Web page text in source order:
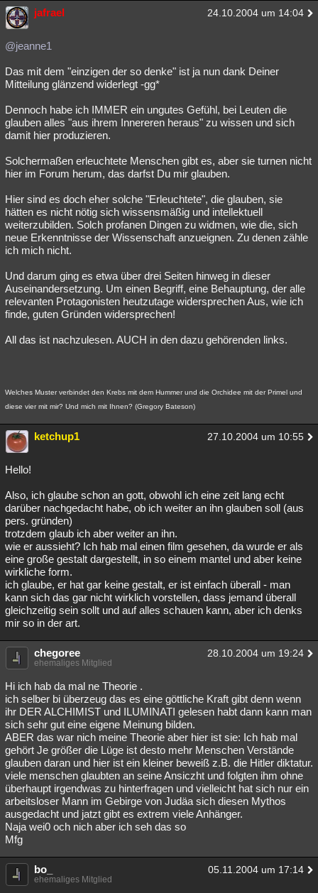
jafrael 24.10.2004 um 14:04
@jeanne1
Das mit dem "einzigen der so denke" ist ja nun dank Deiner
Mitteilung glänzend widerlegt -gg*
Dennoch habe ich IMMER ein ungutes Gefühl, bei Leuten die
glauben alles "aus ihrem Innereren heraus" zu wissen und sich
damit hier produzieren.
Solchermaßen erleuchtete Menschen gibt es, aber sie turnen nicht
hier im Forum herum, das darfst Du mir glauben.
Hier sind es doch eher solche "Erleuchtete", die glauben, sie
hätten es nicht nötig sich wissensmäßig und intellektuell
weiterzubilden. Solch profanen Dingen zu widmen, wie die, sich
neue Erkenntnisse der Wissenschaft anzueignen. Zu denen zähle
ich mich nicht.
Und darum ging es etwa über drei Seiten hinweg in dieser
Auseinandersetzung. Um einen Begriff, eine Behauptung, der alle
relevanten Protagonisten heutzutage widersprechen Aus, wie ich
finde, guten Gründen widersprechen!
All das ist nachzulesen. AUCH in den dazu gehörenden links.
Welches Muster verbindet den Krebs mit dem Hummer und die Orchidee mit der Primel und
diese vier mit mir? Und mich mit Ihnen? (Gregory Bateson)
ketchup1 27.10.2004 um 10:55
Hello!
Also, ich glaube schon an gott, obwohl ich eine zeit lang echt
darüber nachgedacht habe, ob ich weiter an ihn glauben soll (aus
pers. gründen)
trotzdem glaub ich aber weiter an ihn.
wie er aussieht? Ich hab mal einen film gesehen, da wurde er als
eine große gestalt dargestellt, in so einem mantel und aber keine
wirkliche form.
ich glaube, er hat gar keine gestalt, er ist einfach überall - man
kann sich das gar nicht wirklich vorstellen, dass jemand überall
gleichzeitig sein sollt und auf alles schauen kann, aber ich denks
mir so in der art.
chegoree 28.10.2004 um 19:24
ehemaliges Mitglied
Hi ich hab da mal ne Theorie .
ich selber bi überzeug das es eine göttliche Kraft gibt denn wenn
ihr DER ALCHIMIST und ILUMINATI gelesen habt dann kann man
sich sehr gut eine eigene Meinung bilden.
ABER das war nich meine Theorie aber hier ist sie: Ich hab mal
gehört Je größer die Lüge ist desto mehr Menschen Verstände
glauben daran und hier ist ein kleiner beweiß z.B. die Hitler diktatur.
viele menschen glaubten an seine Ansiczht und folgten ihm ohne
überhaupt irgendwas zu hinterfragen und vielleicht hat sich nur ein
arbeitsloser Mann im Gebirge von Judäa sich diesen Mythos
ausgedacht und jatzt gibt es extrem viele Anhänger.
Naja wei0 och nich aber ich seh das so
Mfg
bo_ 05.11.2004 um 17:14
ehemaliges Mitglied